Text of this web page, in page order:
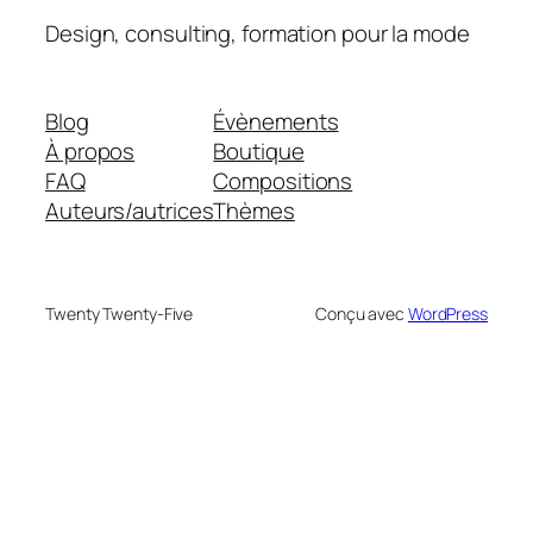
Design, consulting, formation pour la mode
Blog
À propos
FAQ
Auteurs/autrices
Évènements
Boutique
Compositions
Thèmes
Twenty Twenty-Five Conçu avec WordPress